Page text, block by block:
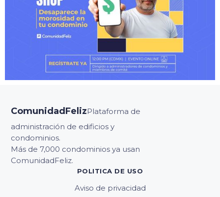
ComunidadFelizPlataforma de
administración de edificios y
condominios.
Más de 7,000 condominios ya usan
ComunidadFeliz.
POLITICA DE USO
Aviso de privacidad